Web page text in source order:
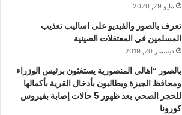
مايو 29, 2020
تعرف بالصور والفيديو على اساليب تعذيب
المسلمين في المعتقلات الصينية
ديسمبر 20, 2019
بالصور “اهالي المنصورية يستغثون برئيس الوزراء
ومحافظ الجيزة ويطالبون بأدخال القرية بأكمالها
للحجر الصحي بعد ظهور 5 حالات إصابة بفيروس
كورونا